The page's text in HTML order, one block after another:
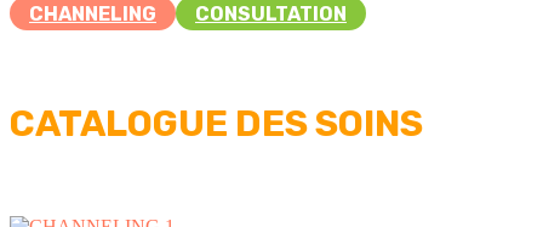
CHANNELING CONSULTATION
CATALOGUE DES SOINS